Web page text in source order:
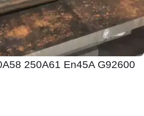
250A61 En45A G92600